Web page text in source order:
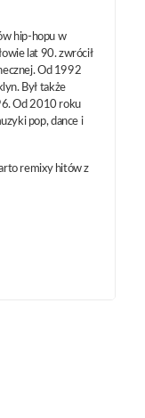
hip-hopu w
lat 90. zwrócił
Od 1992
Był także
Od 2010 roku
pop, dance i
remixy hitów z